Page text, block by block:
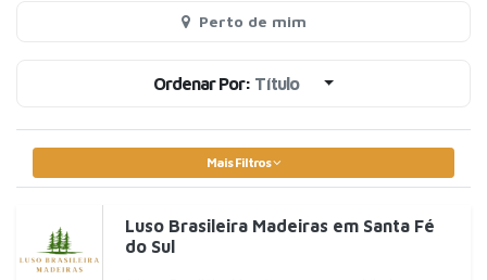
Perto de mim
Ordenar Por: Título
Mais Filtros
Luso Brasileira Madeiras em Santa Fé
do Sul